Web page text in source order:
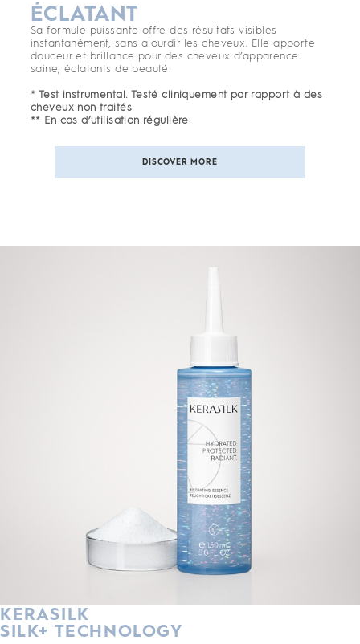
ÉCLATANT
Sa formule puissante offre des résultats visibles
instantanément, sans alourdir les cheveux. Elle apporte
douceur et brillance pour des cheveux d’apparence
saine, éclatants de beauté.
* Test instrumental. Testé cliniquement par rapport à des
cheveux non traités
** En cas d’utilisation régulière
DISCOVER MORE
KERASILK
SILK+ TECHNOLOGY